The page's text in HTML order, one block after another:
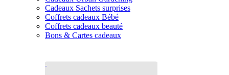
Cadeaux Sachets surprises
Coffrets cadeaux Bébé
Coffrets cadeaux beauté
Bons & Cartes cadeaux